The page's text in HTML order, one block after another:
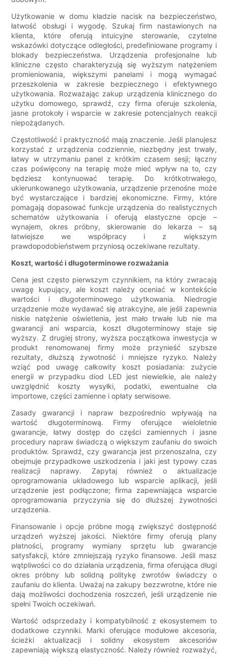
Użytkowanie w domu kładzie nacisk na bezpieczeństwo,
łatwość obsługi i wygodę. Szukaj firm nastawionych na
klienta, które oferują intuicyjne sterowanie, czytelne
wskazówki dotyczące odległości, predefiniowane programy i
blokady bezpieczeństwa. Urządzenia profesjonalne lub
kliniczne często charakteryzują się wyższym natężeniem
promieniowania, większymi panelami i mogą wymagać
przeszkolenia w zakresie bezpiecznego i efektywnego
użytkowania. Rozważając zakup urządzenia klinicznego do
użytku domowego, sprawdź, czy firma oferuje szkolenia,
jasne protokoły i wsparcie w zakresie potencjalnych reakcji
niepożądanych.
Częstotliwość i praktyczność mają znaczenie. Jeśli planujesz
korzystać z urządzenia codziennie, niezbędny jest trwały,
łatwy w utrzymaniu panel z krótkim czasem sesji; łączny
czas poświęcony na terapię może mieć wpływ na to, czy
będziesz kontynuować terapię. Do krótkotrwałego,
ukierunkowanego użytkowania, urządzenie przenośne może
być wystarczające i bardziej ekonomiczne. Firmy, które
pomagają dopasować funkcje urządzenia do realistycznych
schematów użytkowania i oferują elastyczne opcje –
wynajem, okres próbny, skierowanie do lekarza – są
łatwiejsze we współpracy i z większym
prawdopodobieństwem przyniosą oczekiwane rezultaty.
Koszt, wartość i długoterminowe rozważania
Cena jest często pierwszym czynnikiem, na który zwracają
uwagę kupujący, ale koszt należy oceniać w kontekście
wartości i długoterminowego użytkowania. Niedrogie
urządzenie może wydawać się atrakcyjne, ale jeśli zapewnia
niskie natężenie oświetlenia, jest mało trwałe lub nie ma
gwarancji ani wsparcia, koszt długoterminowy staje się
wyższy. Z drugiej strony, wyższa początkowa inwestycja w
produkt renomowanej firmy może przynieść szybsze
rezultaty, dłuższą żywotność i mniejsze ryzyko. Należy
wziąć pod uwagę całkowity koszt posiadania: zużycie
energii w przypadku diod LED jest niewielkie, ale należy
uwzględnić koszty wysyłki, podatki, ewentualne cła
importowe, części zamienne i opłaty serwisowe.
Zasady gwarancji i napraw bezpośrednio wpływają na
wartość długoterminową. Firmy oferujące wieloletnie
gwarancje, łatwy dostęp do części zamiennych i jasne
procedury napraw świadczą o większym zaufaniu do swoich
produktów. Sprawdź, czy gwarancja jest przenoszalna, czy
obejmuje przypadkowe uszkodzenia i jaki jest typowy czas
realizacji naprawy. Zapytaj również o aktualizacje
oprogramowania układowego lub wsparcie aplikacji, jeśli
urządzenie jest podłączone; firma zapewniająca wsparcie
oprogramowania przyczynia się do dłuższej żywotności
urządzenia.
Finansowanie i opcje próbne mogą zwiększyć dostępność
urządzeń wyższej jakości. Niektóre firmy oferują plany
płatności, programy wymiany sprzętu lub gwarancje
satysfakcji, które zmniejszają ryzyko finansowe. Jeśli masz
wątpliwości co do działania urządzenia, firma oferująca długi
okres próbny lub solidną politykę zwrotów świadczy o
zaufaniu do klienta. Uważaj na zakupy bezzwrotne, które nie
dają możliwości dochodzenia roszczeń, jeśli urządzenie nie
spełni Twoich oczekiwań.
Wartość odsprzedaży i kompatybilność z ekosystemem to
dodatkowe czynniki. Marki oferujące modułowe akcesoria,
ścieżki aktualizacji i solidny ekosystem akcesoriów
zapewniają większą elastyczność. Należy również rozważyć,